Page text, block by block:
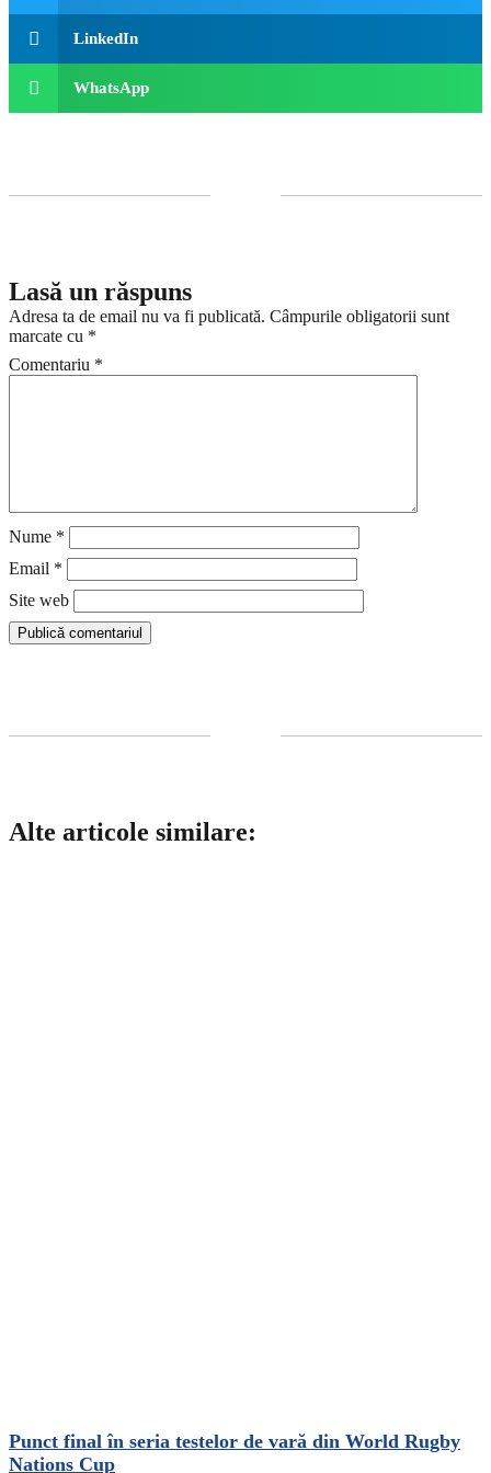
LinkedIn
WhatsApp
Lasă un răspuns
Adresa ta de email nu va fi publicată. Câmpurile obligatorii sunt
marcate cu *
Comentariu *
Nume *
Email *
Site web
Alte articole similare:
Punct final în seria testelor de vară din World Rugby
Nations Cup